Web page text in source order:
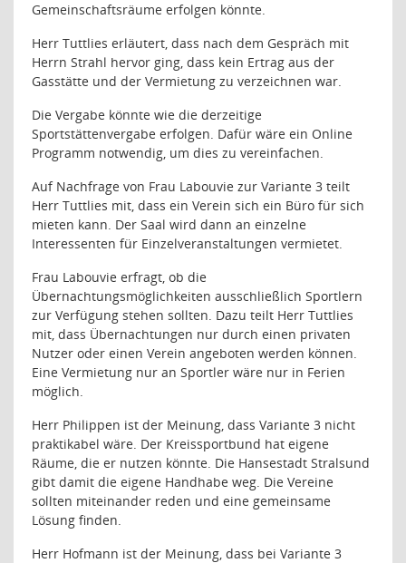
Gemeinschaftsräume erfolgen könnte.
Herr Tuttlies erläutert, dass nach dem Gespräch mit
Herrn Strahl hervor ging, dass kein Ertrag aus der
Gasstätte und der Vermietung zu verzeichnen war.
Die Vergabe könnte wie die derzeitige
Sportstättenvergabe erfolgen. Dafür wäre ein Online
Programm notwendig, um dies zu vereinfachen.
Auf Nachfrage von Frau Labouvie zur Variante 3 teilt
Herr Tuttlies mit, dass ein Verein sich ein Büro für sich
mieten kann. Der Saal wird dann an einzelne
Interessenten für Einzelveranstaltungen vermietet.
Frau Labouvie erfragt, ob die
Übernachtungsmöglichkeiten ausschließlich Sportlern
zur Verfügung stehen sollten. Dazu teilt Herr Tuttlies
mit, dass Übernachtungen nur durch einen privaten
Nutzer oder einen Verein angeboten werden können.
Eine Vermietung nur an Sportler wäre nur in Ferien
möglich.
Herr Philippen ist der Meinung, dass Variante 3 nicht
praktikabel wäre. Der Kreissportbund hat eigene
Räume, die er nutzen könnte. Die Hansestadt Stralsund
gibt damit die eigene Handhabe weg. Die Vereine
sollten miteinander reden und eine gemeinsame
Lösung finden.
Herr Hofmann ist der Meinung, dass bei Variante 3